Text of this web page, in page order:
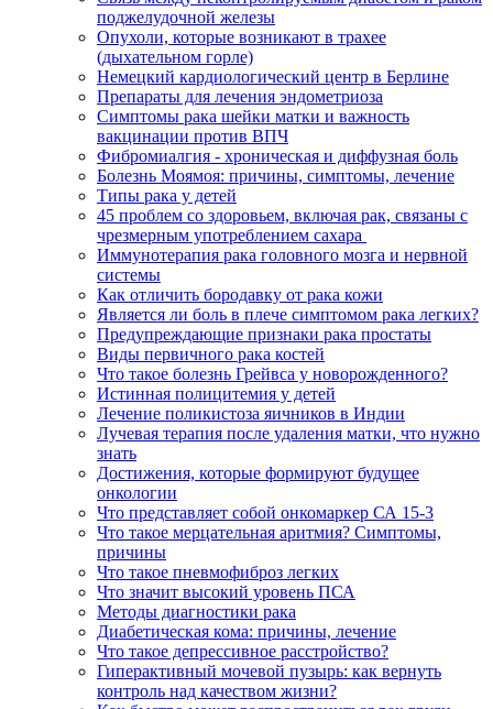
поджелудочной железы
Опухоли, которые возникают в трахее
(дыхательном горле)
Немецкий кардиологический центр в Берлине
Препараты для лечения эндометриоза
Симптомы рака шейки матки и важность
вакцинации против ВПЧ
Фибромиалгия - хроническая и диффузная боль
Болезнь Моямоя: причины, симптомы, лечение
Типы рака у детей
45 проблем со здоровьем, включая рак, связаны с
чрезмерным употреблением сахара
Иммунотерапия рака головного мозга и нервной
системы
Как отличить бородавку от рака кожи
Является ли боль в плече симптомом рака легких?
Предупреждающие признаки рака простаты
Виды первичного рака костей
Что такое болезнь Грейвса у новорожденного?
Истинная полицитемия у детей
Лечение поликистоза яичников в Индии
Лучевая терапия после удаления матки, что нужно
знать
Достижения, которые формируют будущее
онкологии
Что представляет собой онкомаркер СА 15-3
Что такое мерцательная аритмия? Симптомы,
причины
Что такое пневмофиброз легких
Что значит высокий уровень ПСА
Методы диагностики рака
Диабетическая кома: причины, лечение
Что такое депрессивное расстройство?
Гиперактивный мочевой пузырь: как вернуть
контроль над качеством жизни?